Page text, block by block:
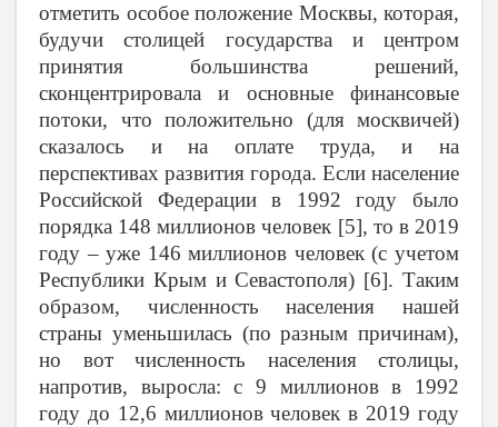
отметить особое положение Москвы, которая,
будучи столицей государства и центром
принятия большинства решений,
сконцентрировала и основные финансовые
потоки, что положительно (для москвичей)
сказалось и на оплате труда, и на
перспективах развития города. Если население
Российской Федерации в 1992 году было
порядка 148 миллионов человек [5], то в 2019
году – уже 146 миллионов человек (с учетом
Республики Крым и Севастополя) [6]. Таким
образом, численность населения нашей
страны уменьшилась (по разным причинам),
но вот численность населения столицы,
напротив, выросла: с 9 миллионов в 1992
году до 12,6 миллионов человек в 2019 году